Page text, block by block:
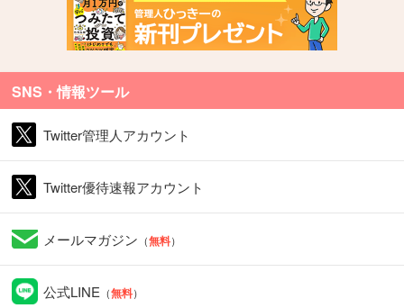
SNS・情報ツール
Twitter管理人アカウント
Twitter優待速報アカウント
メールマガジン （無料）
公式LINE （無料）